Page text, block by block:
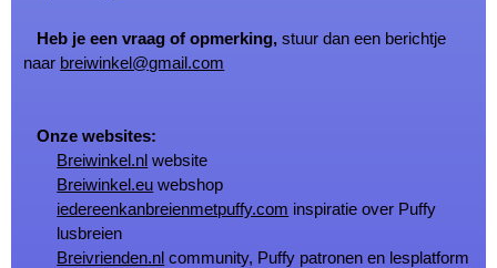
Heb je een vraag of opmerking, stuur dan een berichtje
naar breiwinkel@gmail.com
Onze websites:
Breiwinkel.nl website
Breiwinkel.eu webshop
iedereenkanbreienmetpuffy.com inspiratie over Puffy
lusbreien
Breivrienden.nl community, Puffy patronen en lesplatform